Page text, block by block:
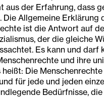
aus der Erfahrung, dass
Die Allgemeine Erklärung
ist die Antwort auf
der die gleiche
Es kann und darf
und ihre
heißt: Die
für jede und jeden
Bedürfnisse,